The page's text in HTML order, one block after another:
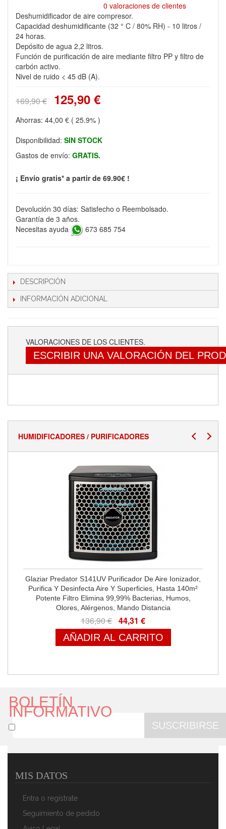
0 valoraciones de clientes
Deshumidificador de aire compresor.
Capacidad deshumidificante (32 ° C / 80% RH) - 10 litros /
24 horas.
Depósito de agua 2,2 litros.
Función de purificación de aire mediante filtro PP y filtro de
carbón activo.
Nivel de ruido < 45 dB (A).
169,90 € 125,90 €
Ahorras: 44,00 € ( 25.9% )
Disponibilidad: SIN STOCK
Gastos de envío: GRATIS.
¡ Envío gratis* a partir de 69.90€ !
Devolución 30 días: Satisfecho o Reembolsado.
Garantía de 3 años.
Necesitas ayuda
673 685 754
DESCRIPCIÓN
INFORMACIÓN ADICIONAL
VALORACIONES DE LOS CLIENTES.
ESCRIBIR UNA VALORACIÓN DEL
HUMIDIFICADORES / PURIFICADORES
Glaziar Predator S141UV Purificador De Aire Ionizador,
Purifica Y Desinfecta Aire Y Superficies, Hasta 140m²
Potente Filtro Elimina 99,99% Bacterias, Humos,
Olores, Alérgenos, Mando Distancia
136,90 € 44,31 €
AÑADIR AL CARRITO
Agua, Cobertura 35 M², Temporizador, Difusor Aceites
Esenciales, Pantalla LCD, Blanco
BOLETÍN
INFORMATIVO
SUSCRIBIRSE
MIS DATOS
Entra o regístrate
Seguimiento de pedido